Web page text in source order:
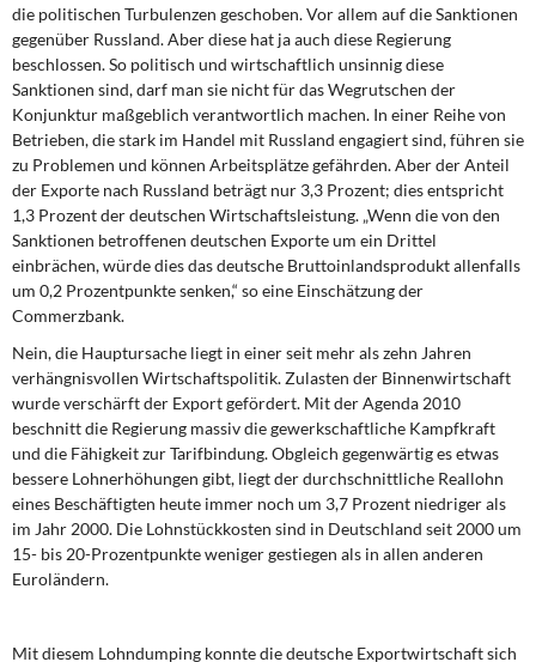
DIE LINKE
Weitere Themen
Memo-Gruppe
Institut Solidarische Moderne
Rosa-Luxemburg-Stiftung
Über mich
Kontakt
die politischen Turbulenzen geschoben. Vor allem auf die Sanktionen
gegenüber Russland. Aber diese hat ja auch diese Regierung
beschlossen. So politisch und wirtschaftlich unsinnig diese
Sanktionen sind, darf man sie nicht für das Wegrutschen der
Konjunktur maßgeblich verantwortlich machen. In einer Reihe von
Betrieben, die stark im Handel mit Russland engagiert sind, führen sie
zu Problemen und können Arbeitsplätze gefährden. Aber der Anteil
der Exporte nach Russland beträgt nur 3,3 Prozent; dies entspricht
1,3 Prozent der deutschen Wirtschaftsleistung. „Wenn die von den
Sanktionen betroffenen deutschen Exporte um ein Drittel
einbrächen, würde dies das deutsche Bruttoinlandsprodukt allenfalls
um 0,2 Prozentpunkte senken,“ so eine Einschätzung der
Commerzbank.
Nein, die Hauptursache liegt in einer seit mehr als zehn Jahren
verhängnisvollen Wirtschaftspolitik. Zulasten der Binnenwirtschaft
wurde verschärft der Export gefördert. Mit der Agenda 2010
beschnitt die Regierung massiv die gewerkschaftliche Kampfkraft
und die Fähigkeit zur Tarifbindung. Obgleich gegenwärtig es etwas
bessere Lohnerhöhungen gibt, liegt der durchschnittliche Reallohn
eines Beschäftigten heute immer noch um 3,7 Prozent niedriger als
im Jahr 2000. Die Lohnstückkosten sind in Deutschland seit 2000 um
15- bis 20-Prozentpunkte weniger gestiegen als in allen anderen
Euroländern.
Mit diesem Lohndumping konnte die deutsche Exportwirtschaft sich